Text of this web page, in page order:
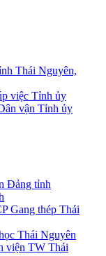
Thái Nguyên,
việc Tỉnh ủy
vận Tỉnh ủy
Đảng tỉnh
Gang thép Thái
Thái Nguyên
viện TW Thái